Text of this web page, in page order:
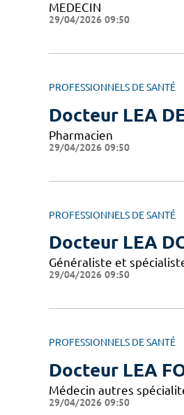
MEDECIN
29/04/2026 09:50
PROFESSIONNELS DE SANTÉ
Docteur LEA
Pharmacien
29/04/2026 09:50
PROFESSIONNELS DE SANTÉ
Docteur LEA
Généraliste et
29/04/2026 09:50
PROFESSIONNELS DE SANTÉ
Docteur LEA
Médecin autres
29/04/2026 09:50